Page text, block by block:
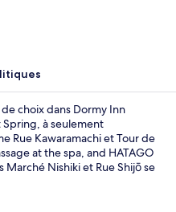
choix dans Dormy Inn
Spring, à seulement
Rue Kawaramachi et Tour de
at the spa, and HATAGO
Marché Nishiki et Rue Shijō se
se trouve à une courte